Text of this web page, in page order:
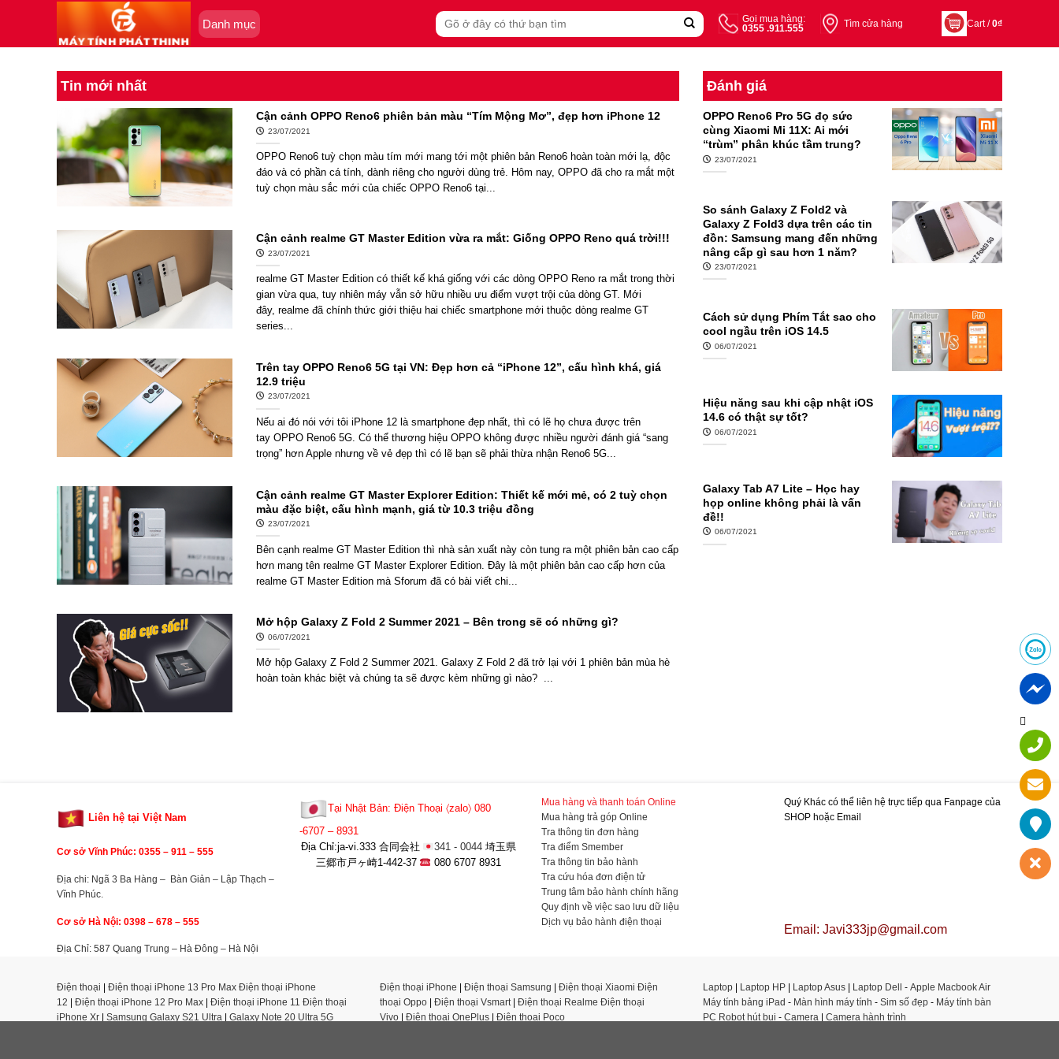
Danh mục
Search
for:
Gọi mua hàng:
0355 .911.555
Tìm cửa hàng Cart /0₫
Tin mới nhất
Cận cảnh OPPO Reno6 phiên bản màu “Tím Mộng Mơ”, đẹp hơn iPhone 12
23/07/2021
OPPO Reno6 tuỳ chọn màu tím mới mang tới một phiên bản Reno6 hoàn toàn mới lạ, độc
đáo và có phần cá tính, dành riêng cho người dùng trẻ. Hôm nay, OPPO đã cho ra mắt một
tuỳ chọn màu sắc mới của chiếc OPPO Reno6 tại...
Cận cảnh realme GT Master Edition vừa ra mắt: Giống OPPO Reno quá trời!!!
23/07/2021
realme GT Master Edition có thiết kế khá giống với các dòng OPPO Reno ra mắt trong thời
gian vừa qua, tuy nhiên máy vẫn sở hữu nhiều ưu điểm vượt trội của dòng GT. Mới
đây, realme đã chính thức giới thiệu hai chiếc smartphone mới thuộc dòng realme GT
series...
Trên tay OPPO Reno6 5G tại VN: Đẹp hơn cả “iPhone 12”, cấu hình khá, giá
12.9 triệu
23/07/2021
Nếu ai đó nói với tôi iPhone 12 là smartphone đẹp nhất, thì có lẽ họ chưa được trên
tay OPPO Reno6 5G. Có thể thương hiệu OPPO không được nhiều người đánh giá “sang
trọng” hơn Apple nhưng về vẻ đẹp thì có lẽ bạn sẽ phải thừa nhận Reno6 5G...
Cận cảnh realme GT Master Explorer Edition: Thiết kế mới mẻ, có 2 tuỳ chọn
màu đặc biệt, cấu hình mạnh, giá từ 10.3 triệu đồng
23/07/2021
Bên cạnh realme GT Master Edition thì nhà sản xuất này còn tung ra một phiên bản cao cấp
hơn mang tên realme GT Master Explorer Edition. Đây là một phiên bản cao cấp hơn của
realme GT Master Edition mà Sforum đã có bài viết chi...
Mở hộp Galaxy Z Fold 2 Summer 2021 – Bên trong sẽ có những gì?
06/07/2021
Mở hộp Galaxy Z Fold 2 Summer 2021. Galaxy Z Fold 2 đã trở lại với 1 phiên bản mùa hè
hoàn toàn khác biệt và chúng ta sẽ được kèm những gì nào? ...
Đánh giá
OPPO Reno6 Pro 5G đọ sức
cùng Xiaomi Mi 11X: Ai mới
“trùm” phân khúc tầm trung?
23/07/2021
So sánh Galaxy Z Fold2 và
Galaxy Z Fold3 dựa trên các tin
đồn: Samsung mang đến những
nâng cấp gì sau hơn 1 năm?
23/07/2021
Cách sử dụng Phím Tắt sao cho
cool ngầu trên iOS 14.5
06/07/2021
Hiệu năng sau khi cập nhật iOS
14.6 có thật sự tốt?
06/07/2021
Galaxy Tab A7 Lite – Học hay
họp online không phải là vấn
đề!!
06/07/2021
Liên hệ tại Việt Nam
Cơ sở Vĩnh Phúc: 0355 – 911 – 555
Địa chi: Ngã 3 Ba Hàng – Bàn Giản – Lập Thạch –
Vĩnh Phúc.
Cơ sở Hà Nội: 0398 – 678 – 555
Địa Chỉ: 587 Quang Trung – Hà Đông – Hà Nội
Tại Nhật Bản: Điện Thoại 〈zalo〉 080
-6707 – 8931
Địa Chỉ:ja-vi.333 合同会社
341 - 0044埼玉県
三郷市戸ヶ崎1-442-37
080 6707 8931
Mua hàng và thanh toán Online
Mua hàng trả góp Online
Tra thông tin đơn hàng
Tra điểm Smember
Tra thông tin bảo hành
Tra cứu hóa đơn điện tử
Trung tâm bảo hành chính hãng
Quy định về việc sao lưu dữ liệu
Dịch vụ bảo hành điện thoại
Quý Khác có thể liên hệ trực tiếp qua Fanpage của
SHOP hoặc Email
Email: Javi333jp@gmail.com
Điện thoại Điện thoại iPhone 13 Pro Max Điện thoại iPhone
12
Điện thoại iPhone 12 Pro Max Điện thoại iPhone 11 Điện thoại
iPhone Xr
Samsung Galaxy S21 Ultra Galaxy Note 20 Ultra 5G
Điện thoại iPhone Điện thoại Samsung Điện thoại Xiaomi Điện
thoại Oppo
Điện thoại Vsmart| Điện thoại Realme Điện thoại
Vivo
Điện thoại OnePlus Điện thoại Poco
Laptop Laptop HP Laptop Asus Laptop Dell - Apple Macbook Air
Máy tính bảng iPad - Màn hình máy tính - Sim số đẹp - Máy tính bàn
PC Robot hút bụi - Camera Camera hành trình